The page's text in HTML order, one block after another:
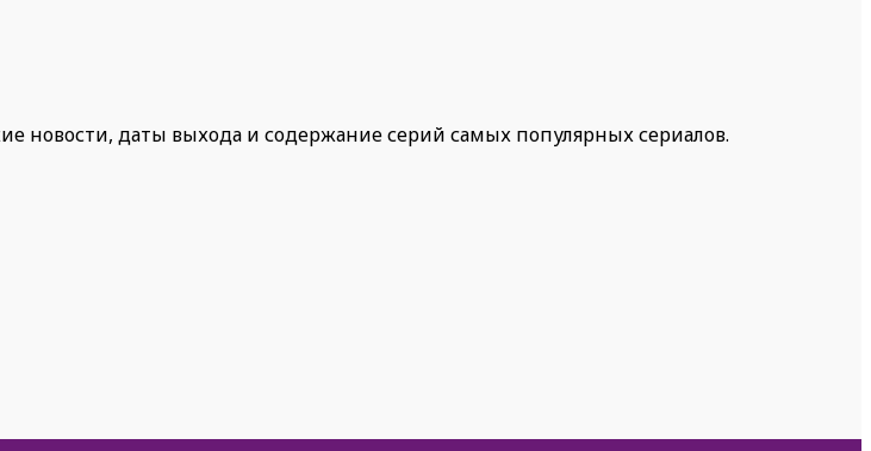
новости, даты выхода и содержание серий самых популярных сериалов.